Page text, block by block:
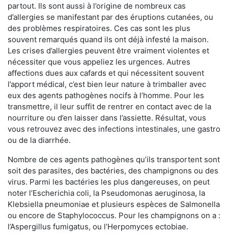
partout. Ils sont aussi à l’origine de nombreux cas
d’allergies se manifestant par des éruptions cutanées, ou
des problèmes respiratoires. Ces cas sont les plus
souvent remarqués quand ils ont déjà infesté la maison.
Les crises d’allergies peuvent être vraiment violentes et
nécessiter que vous appeliez les urgences. Autres
affections dues aux cafards et qui nécessitent souvent
l’apport médical, c’est bien leur nature à trimballer avec
eux des agents pathogènes nocifs à l’homme. Pour les
transmettre, il leur suffit de rentrer en contact avec de la
nourriture ou d’en laisser dans l’assiette. Résultat, vous
vous retrouvez avec des infections intestinales, une gastro
ou de la diarrhée.
Nombre de ces agents pathogènes qu’ils transportent sont
soit des parasites, des bactéries, des champignons ou des
virus. Parmi les bactéries les plus dangereuses, on peut
noter l’Escherichia coli, la Pseudomonas aeruginosa, la
Klebsiella pneumoniae et plusieurs espèces de Salmonella
ou encore de Staphylococcus. Pour les champignons on a :
l’Aspergillus fumigatus, ou l’Herpomyces ectobiae.